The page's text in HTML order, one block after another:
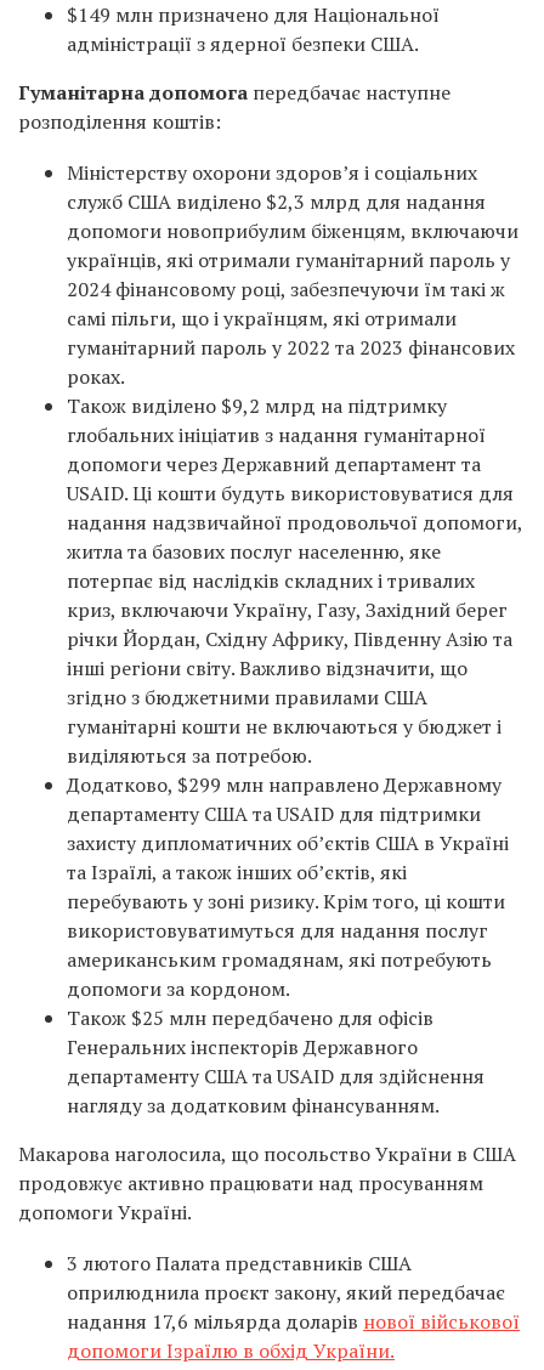
$149 млн призначено для Національної
адміністрації з ядерної безпеки США.
Гуманітарна допомога передбачає наступне
розподілення коштів:
Міністерству охорони здоров’я і соціальних
служб США виділено $2,3 млрд для надання
допомоги новоприбулим біженцям, включаючи
українців, які отримали гуманітарний пароль у
2024 фінансовому році, забезпечуючи їм такі ж
самі пільги, що і українцям, які отримали
гуманітарний пароль у 2022 та 2023 фінансових
роках.
Також виділено $9,2 млрд на підтримку
глобальних ініціатив з надання гуманітарної
допомоги через Державний департамент та
USAID. Ці кошти будуть використовуватися для
надання надзвичайної продовольчої допомоги,
житла та базових послуг населенню, яке
потерпає від наслідків складних і тривалих
криз, включаючи Україну, Газу, Західний берег
річки Йордан, Східну Африку, Південну Азію та
інші регіони світу. Важливо відзначити, що
згідно з бюджетними правилами США
гуманітарні кошти не включаються у бюджет і
виділяються за потребою.
Додатково, $299 млн направлено Державному
департаменту США та USAID для підтримки
захисту дипломатичних об’єктів США в Україні
та Ізраїлі, а також інших об’єктів, які
перебувають у зоні ризику. Крім того, ці кошти
використовуватимуться для надання послуг
американським громадянам, які потребують
допомоги за кордоном.
Також $25 млн передбачено для офісів
Генеральних інспекторів Державного
департаменту США та USAID для здійснення
нагляду за додатковим фінансуванням.
Макарова наголосила, що посольство України в США
продовжує активно працювати над просуванням
допомоги Україні.
3 лютого Палата представників США
оприлюднила проєкт закону, який передбачає
надання 17,6 мільярда доларів нової військової
допомоги Ізраїлю в обхід України.